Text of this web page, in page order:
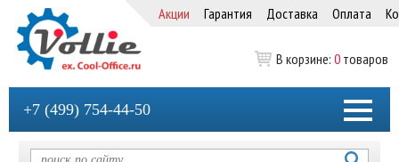
Акции Гарантия Доставка Оплата
В корзине: 0 товаров
+7 (499) 754-44-50